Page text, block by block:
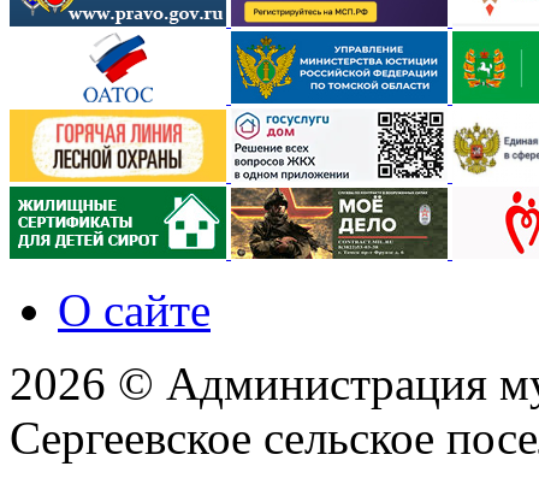
О сайте
2026 © Администрация
Сергеевское сельское